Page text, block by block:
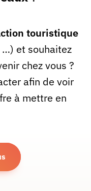
touristique
…) et souhaitez
chez vous ?
afin de voir
à mettre en